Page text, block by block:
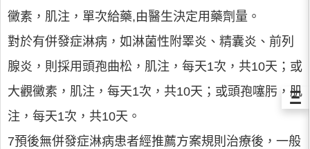
黴素，肌注，單次給藥,由醫生決定用藥劑量。
對於有併發症淋病，如淋菌性附睪炎、精囊炎、前列
腺炎，則採用頭孢曲松，肌注，每天1次，共10天；或
大觀黴素，肌注，每天1次，共10天；或頭孢噻肟，肌
注，每天1次，共10天。
7預後無併發症淋病患者經推薦方案規則治療後，一般
Ξ